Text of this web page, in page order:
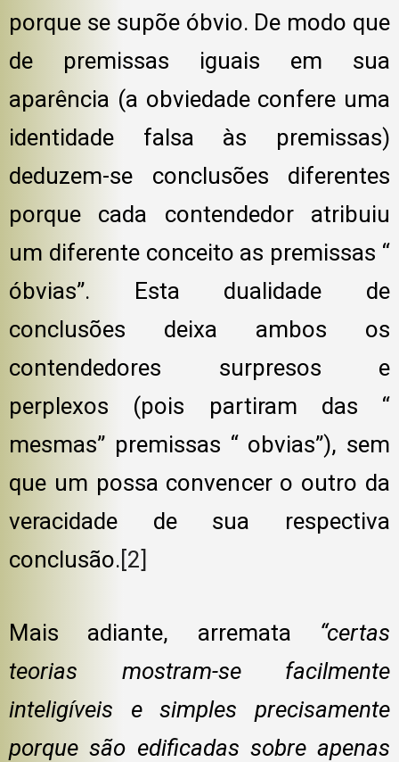
porque se supõe óbvio. De modo que
de premissas iguais em sua
aparência (a obviedade confere uma
identidade falsa às premissas)
deduzem-se conclusões diferentes
porque cada contendedor atribuiu
um diferente conceito as premissas “
óbvias”. Esta dualidade de
conclusões deixa ambos os
contendedores surpresos e
perplexos (pois partiram das “
mesmas” premissas “ obvias”), sem
que um possa convencer o outro da
veracidade de sua respectiva
conclusão.[2]
Mais adiante, arremata “certas
teorias mostram-se facilmente
inteligíveis e simples precisamente
porque são edificadas sobre apenas